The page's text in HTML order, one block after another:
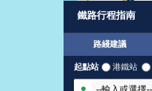
鐵路行程指南
路綫建議
起點站 港鐵站